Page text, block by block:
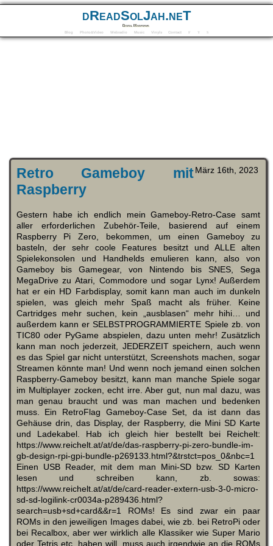
dReadSolJah.neT
Digital Mindforms
Blog Photo&Video Webradio Music Vinyls Contact F Y S
März 16th, 2023
Retro Gameboy mit
Raspberry
Gestern habe ich endlich mein Gameboy-Retro-Case samt
aller erforderlichen Zubehör-Teile, basierend auf einem
Raspberry Pi Zero, bekommen, um einen Gameboy zu
basteln, der sehr coole Features besitzt und ALLE alten
Spielekonsolen und Handhelds emulieren kann, also von
Gameboy bis Gamegear, von Nintendo bis SNES, Sega
MegaDrive zu Atari, Commodore und sogar Lynx! Außerdem
hat er ein HD Farbdisplay, somit kann man auch im dunkeln
spielen, was gleich mehr Spaß macht als früher. Keine
Cartridges mehr suchen, kein „ausblasen“ mehr hihi… und
außerdem kann er SELBSTPROGRAMMIERTE Spiele zb. von
TIC80 oder PyGame abspielen, dazu unten mehr! Zusätzlich
kann man noch jederzeit, JEDERZEIT speichern, auch wenn
es das Spiel gar nicht unterstützt, Screenshots machen, sogar
Streamen könnte man! Und wenn noch jemand einen solchen
Raspberry-Gameboy besitzt, kann man manche Spiele sogar
im Multiplayer zocken, echt irre. Aber gut, nun mal dazu, was
man genau braucht und was man machen und bedenken
muss. Ein RetroFlag Gameboy-Case Set, da ist dann das
Gehäuse drin, das Display, der Raspberry, die Mini SD Karte
und Ladekabel. Hab ich gleich hier bestellt bei Reichelt:
https://www.reichelt.at/at/de/das-raspberry-pi-zero-bundle-im-
gb-design-rpi-gpi-bundle-p269133.html?&trstct=pos_0&nbc=1
Einen USB Reader, mit dem man Mini-SD bzw. SD Karten
lesen und schreiben kann, zb. sowas:
https://www.reichelt.at/at/de/card-reader-extern-usb-3-0-micro-
sd-sd-logilink-cr0034a-p289436.html?
search=usb+sd+card&&r=1 ROMs! Es sind zwar ein paar
ROMs in den jeweiligen Images dabei, wie zb. bei RetroPi oder
bei Recalbox, aber wer wirklich alle Klassiker wie Super Mario
oder Tetris etc. haben will, muss auch irgendwie an die ROMs